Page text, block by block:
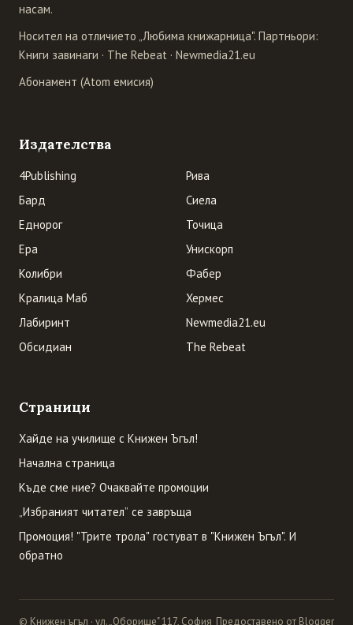
насам.
Носител на отличието „Любима книжарница". Партньори:
Книги завинаги · The Rebeat · Newmedia21.eu
Абонамент (Atom емисия)
Издателства
4Publishing
Бард
Еднорог
Ера
Колибри
Кралица Маб
Лабиринт
Обсидиан
Рива
Сиела
Точица
Унискорп
Фабер
Хермес
Newmedia21.eu
The Rebeat
Страници
Хайде на училище с Книжен Ъгъл!
Начална страница
Къде сме ние? Очаквайте промоции
„Избраният читател” се завръща
Промоция! "Трите трола" гостуват в "Книжен Ъгъл". И
обратно
© Книжен ъгъл · ул. „Оборище" 117, София Предоставено от Blogger